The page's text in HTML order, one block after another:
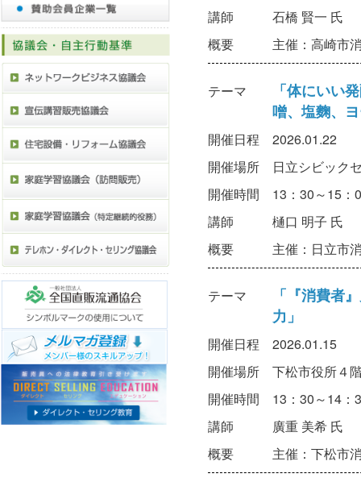
講師
石橋 賢一 氏
概要
主催：高崎市
テーマ
「体にいい
噌、塩麴、
開催日程
2026.01.22
開催場所
日立シビック
開催時間
13：30～15：
講師
樋口 明子 氏
概要
主催：日立市
テーマ
「『消費者
力」
開催日程
2026.01.15
開催場所
下松市役所４
開催時間
13：30～14：
講師
廣重 美希 氏
概要
主催：下松市